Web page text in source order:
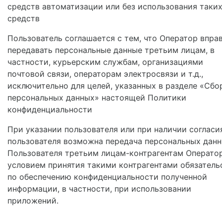
средств автоматизации или без использования таких
средств
Пользователь соглашается с тем, что Оператор
передавать персональные данные третьим лицам, в
частности, курьерским службам, организациями
почтовой связи, операторам электросвязи и т.д.,
исключительно для целей, указанных в разделе
персональных данных» настоящей Политики
конфиденциальности
При указании пользователя или при наличии
пользователя возможна передача персональных
Пользователя третьим лицам-контрагентам
условием принятия такими контрагентами
по обеспечению конфиденциальности полученной
информации, в частности, при использовании
приложений.